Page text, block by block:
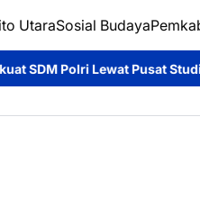
UtaraSosial Budaya
Studi Kepolisian*